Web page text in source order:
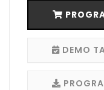
DEMO